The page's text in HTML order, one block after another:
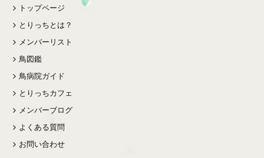
トップページ
とりっちとは？
メンバーリスト
鳥図鑑
鳥病院ガイド
とりっちカフェ
メンバーブログ
よくある質問
お問い合わせ